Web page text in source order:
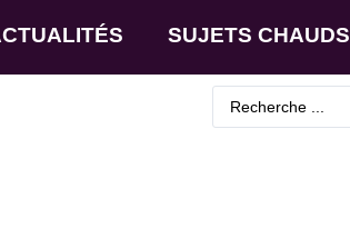
SUJETS CHAUDS